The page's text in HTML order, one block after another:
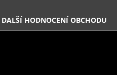
DALŠÍ HODNOCENÍ OBCHODU